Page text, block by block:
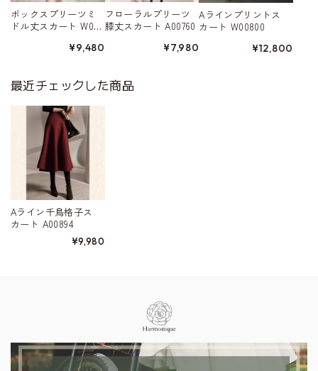
ボックスプリーツミ
ドル丈スカート W005
¥9,480
フローラルプリーツ
膝丈スカート A00760
¥7,980
Aラインプリントス
カート W00800
¥12,800
最近チェックした商品
Aライン千鳥格子ス
カート A00894
¥9,980